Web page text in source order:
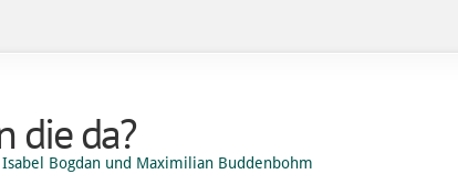
die da?
Bogdan und Maximilian Buddenbohm